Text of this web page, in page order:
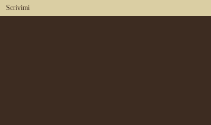
Scrivimi